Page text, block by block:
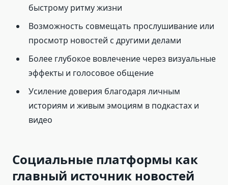
быстрому ритму жизни
Возможность совмещать прослушивание или
просмотр новостей с другими делами
Более глубокое вовлечение через визуальные
эффекты и голосовое общение
Усиление доверия благодаря личным
историям и живым эмоциям в подкастах и
видео
Социальные платформы как
главный источник новостей